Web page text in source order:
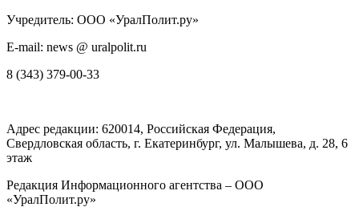
Учредитель: ООО «УралПолит.ру»
E-mail: news @ uralpolit.ru
8 (343) 379-00-33
Адрес редакции: 620014, Российская Федерация,
Свердловская область, г. Екатеринбург, ул. Малышева, д. 28, 6
этаж
Редакция Информационного агентства – ООО
«УралПолит.ру»